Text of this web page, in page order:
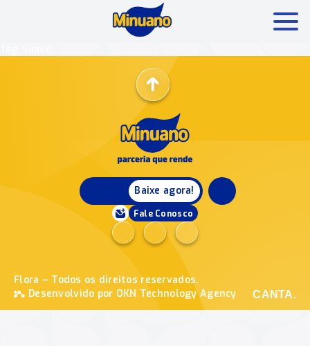
Baixe agora!
Fale Conosco
Flora – Todos os direitos reservados.
Desenvolvido por OKN Technology Agency
CANTA.
Produtos Minuano Rende +